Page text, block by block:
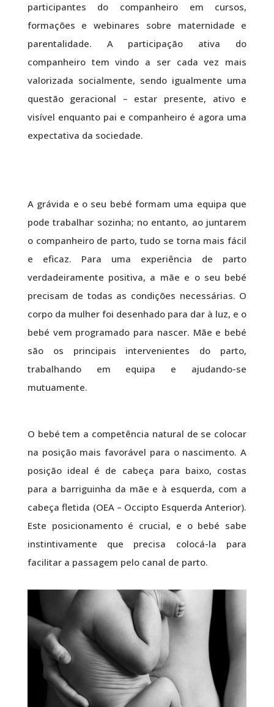
participantes do companheiro em cursos,
formações e webinares sobre maternidade e
parentalidade. A participação ativa do
companheiro tem vindo a ser cada vez mais
valorizada socialmente, sendo igualmente uma
questão geracional – estar presente, ativo e
visível enquanto pai e companheiro é agora uma
expectativa da sociedade.
A grávida e o seu bebé formam uma equipa que
pode trabalhar sozinha; no entanto, ao juntarem
o companheiro de parto, tudo se torna mais fácil
e eficaz. Para uma experiência de parto
verdadeiramente positiva, a mãe e o seu bebé
precisam de todas as condições necessárias. O
corpo da mulher foi desenhado para dar à luz, e o
bebé vem programado para nascer. Mãe e bebé
são os principais intervenientes do parto,
trabalhando em equipa e ajudando-se
mutuamente.
O bebé tem a competência natural de se colocar
na posição mais favorável para o nascimento. A
posição ideal é de cabeça para baixo, costas
para a barriguinha da mãe e à esquerda, com a
cabeça fletida (OEA – Occipto Esquerda Anterior).
Este posicionamento é crucial, e o bebé sabe
instintivamente que precisa colocá-la para
facilitar a passagem pelo canal de parto.